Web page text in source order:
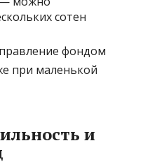
сотен
фондом
при маленькой
и